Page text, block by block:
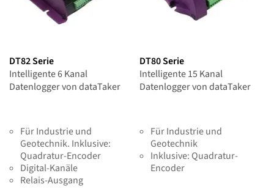
DT82 Serie
Intelligente 6 Kanal
Datenlogger von dataTaker
Für Industrie und
Geotechnik. Inklusive:
Quadratur-Encoder
Digital-Kanäle
Relais-Ausgang
DT80 Serie
Intelligente 15 Kanal
Datenlogger von dataTaker
Für Industrie und
Geotechnik
Inklusive: Quadratur-
Encoder